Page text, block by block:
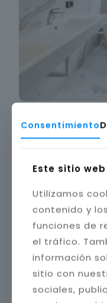
Consentimiento
Este sitio
Utilizamos
contenido y
funciones de
el tráfico.
información
sitio con
sociales,